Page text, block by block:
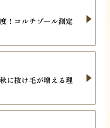
！コルチゾール測定
に抜け毛が増える理